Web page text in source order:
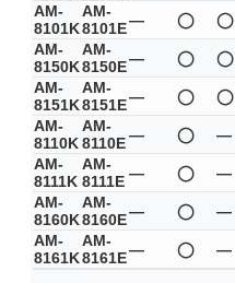
AM-
8101K
AM-
8101E— ◯ ◯
AM-
8150K
AM-
8150E— ◯ ◯
AM-
8151K
AM-
8151E— ◯ ◯
AM-
8110K
AM-
8110E— ◯ —
AM-
8111K
AM-
8111E — ◯ —
AM-
8160K
AM-
8160E— ◯ —
AM-
8161K
AM-
8161E— ◯ —